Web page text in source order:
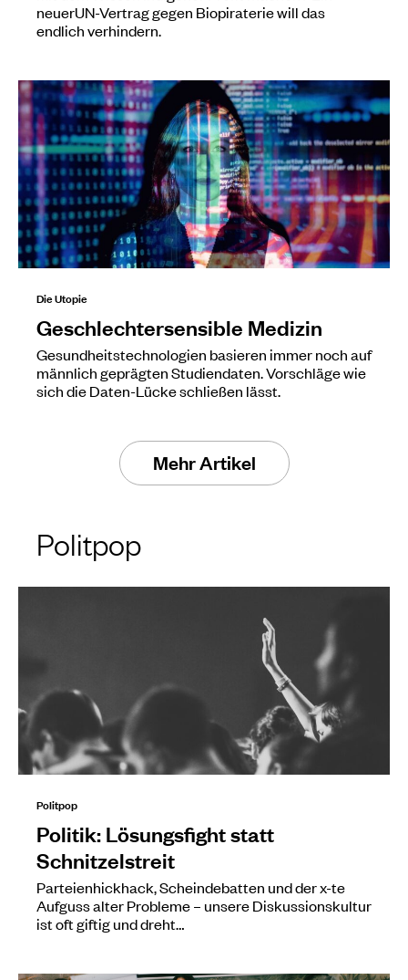
neuerUN-Vertrag gegen Biopiraterie will das
endlich verhindern.
Die Utopie
Geschlechtersensible Medizin
Gesundheitstechnologien basieren immer noch auf
männlich geprägten Studiendaten. Vorschläge wie
sich die Daten-Lücke schließen lässt.
Mehr Artikel
Politpop
Politpop
Politik: Lösungsfight statt
Schnitzelstreit
Parteienhickhack, Scheindebatten und der x-te
Aufguss alter Probleme – unsere Diskussionskultur
ist oft giftig und dreht…